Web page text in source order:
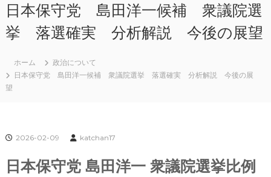
日本保守党 島田洋一候補 衆議院選
挙 落選確実 分析解説 今後の展望
ホーム
政治について
日本保守党 島田洋一候補 衆議院選挙 落選確実 分析解説 今後の展
望
2026-02-09 katchan17
日本保守党 島田洋一 衆議院選挙比例